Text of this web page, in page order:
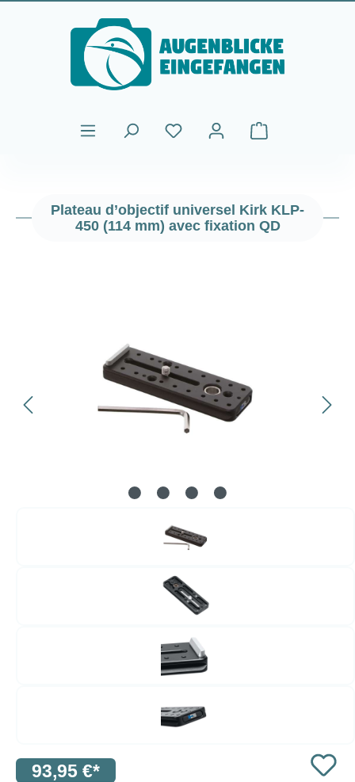
Passer au contenu principal
Le panier
Plateau d’objectif universel Kirk KLP-
450 (114 mm) avec fixation QD
93,95 €*